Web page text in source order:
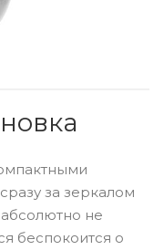
за зеркалом
не
беспокоится о